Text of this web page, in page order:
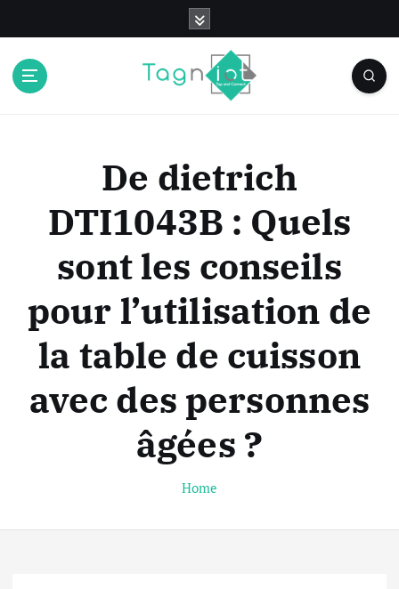
De dietrich
DTI1043B : Quels
sont les conseils
pour l’utilisation de
la table de cuisson
avec des personnes
âgées ?
Home